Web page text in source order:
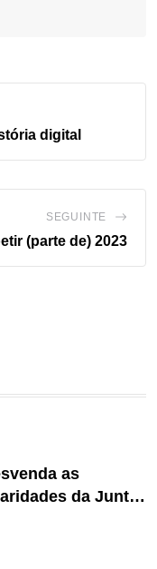
digital
SEGUINTE
(parte de) 2023
as
da Junta
de Ver